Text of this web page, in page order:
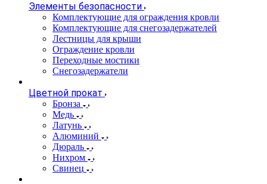
Элементы безопасности
Комплектующие для ограждения кровли
Комплектующие для снегозадержателей
Лестницы для крыши
Ограждение кровли
Переходные мостики
Снегозадержатели
Цветной прокат
Бронза
Медь
Латунь
Алюминий
Дюраль
Нихром
Свинец